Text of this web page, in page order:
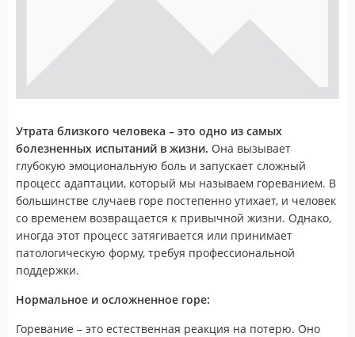
Утрата близкого человека – это одно из самых
болезненных испытаний в жизни. Она вызывает
глубокую эмоциональную боль и запускает сложный
процесс адаптации, который мы называем гореванием. В
большинстве случаев горе постепенно утихает, и человек
со временем возвращается к привычной жизни. Однако,
иногда этот процесс затягивается или принимает
патологическую форму, требуя профессиональной
поддержки.
Нормальное и осложненное горе:
Горевание – это естественная реакция на потерю. Оно